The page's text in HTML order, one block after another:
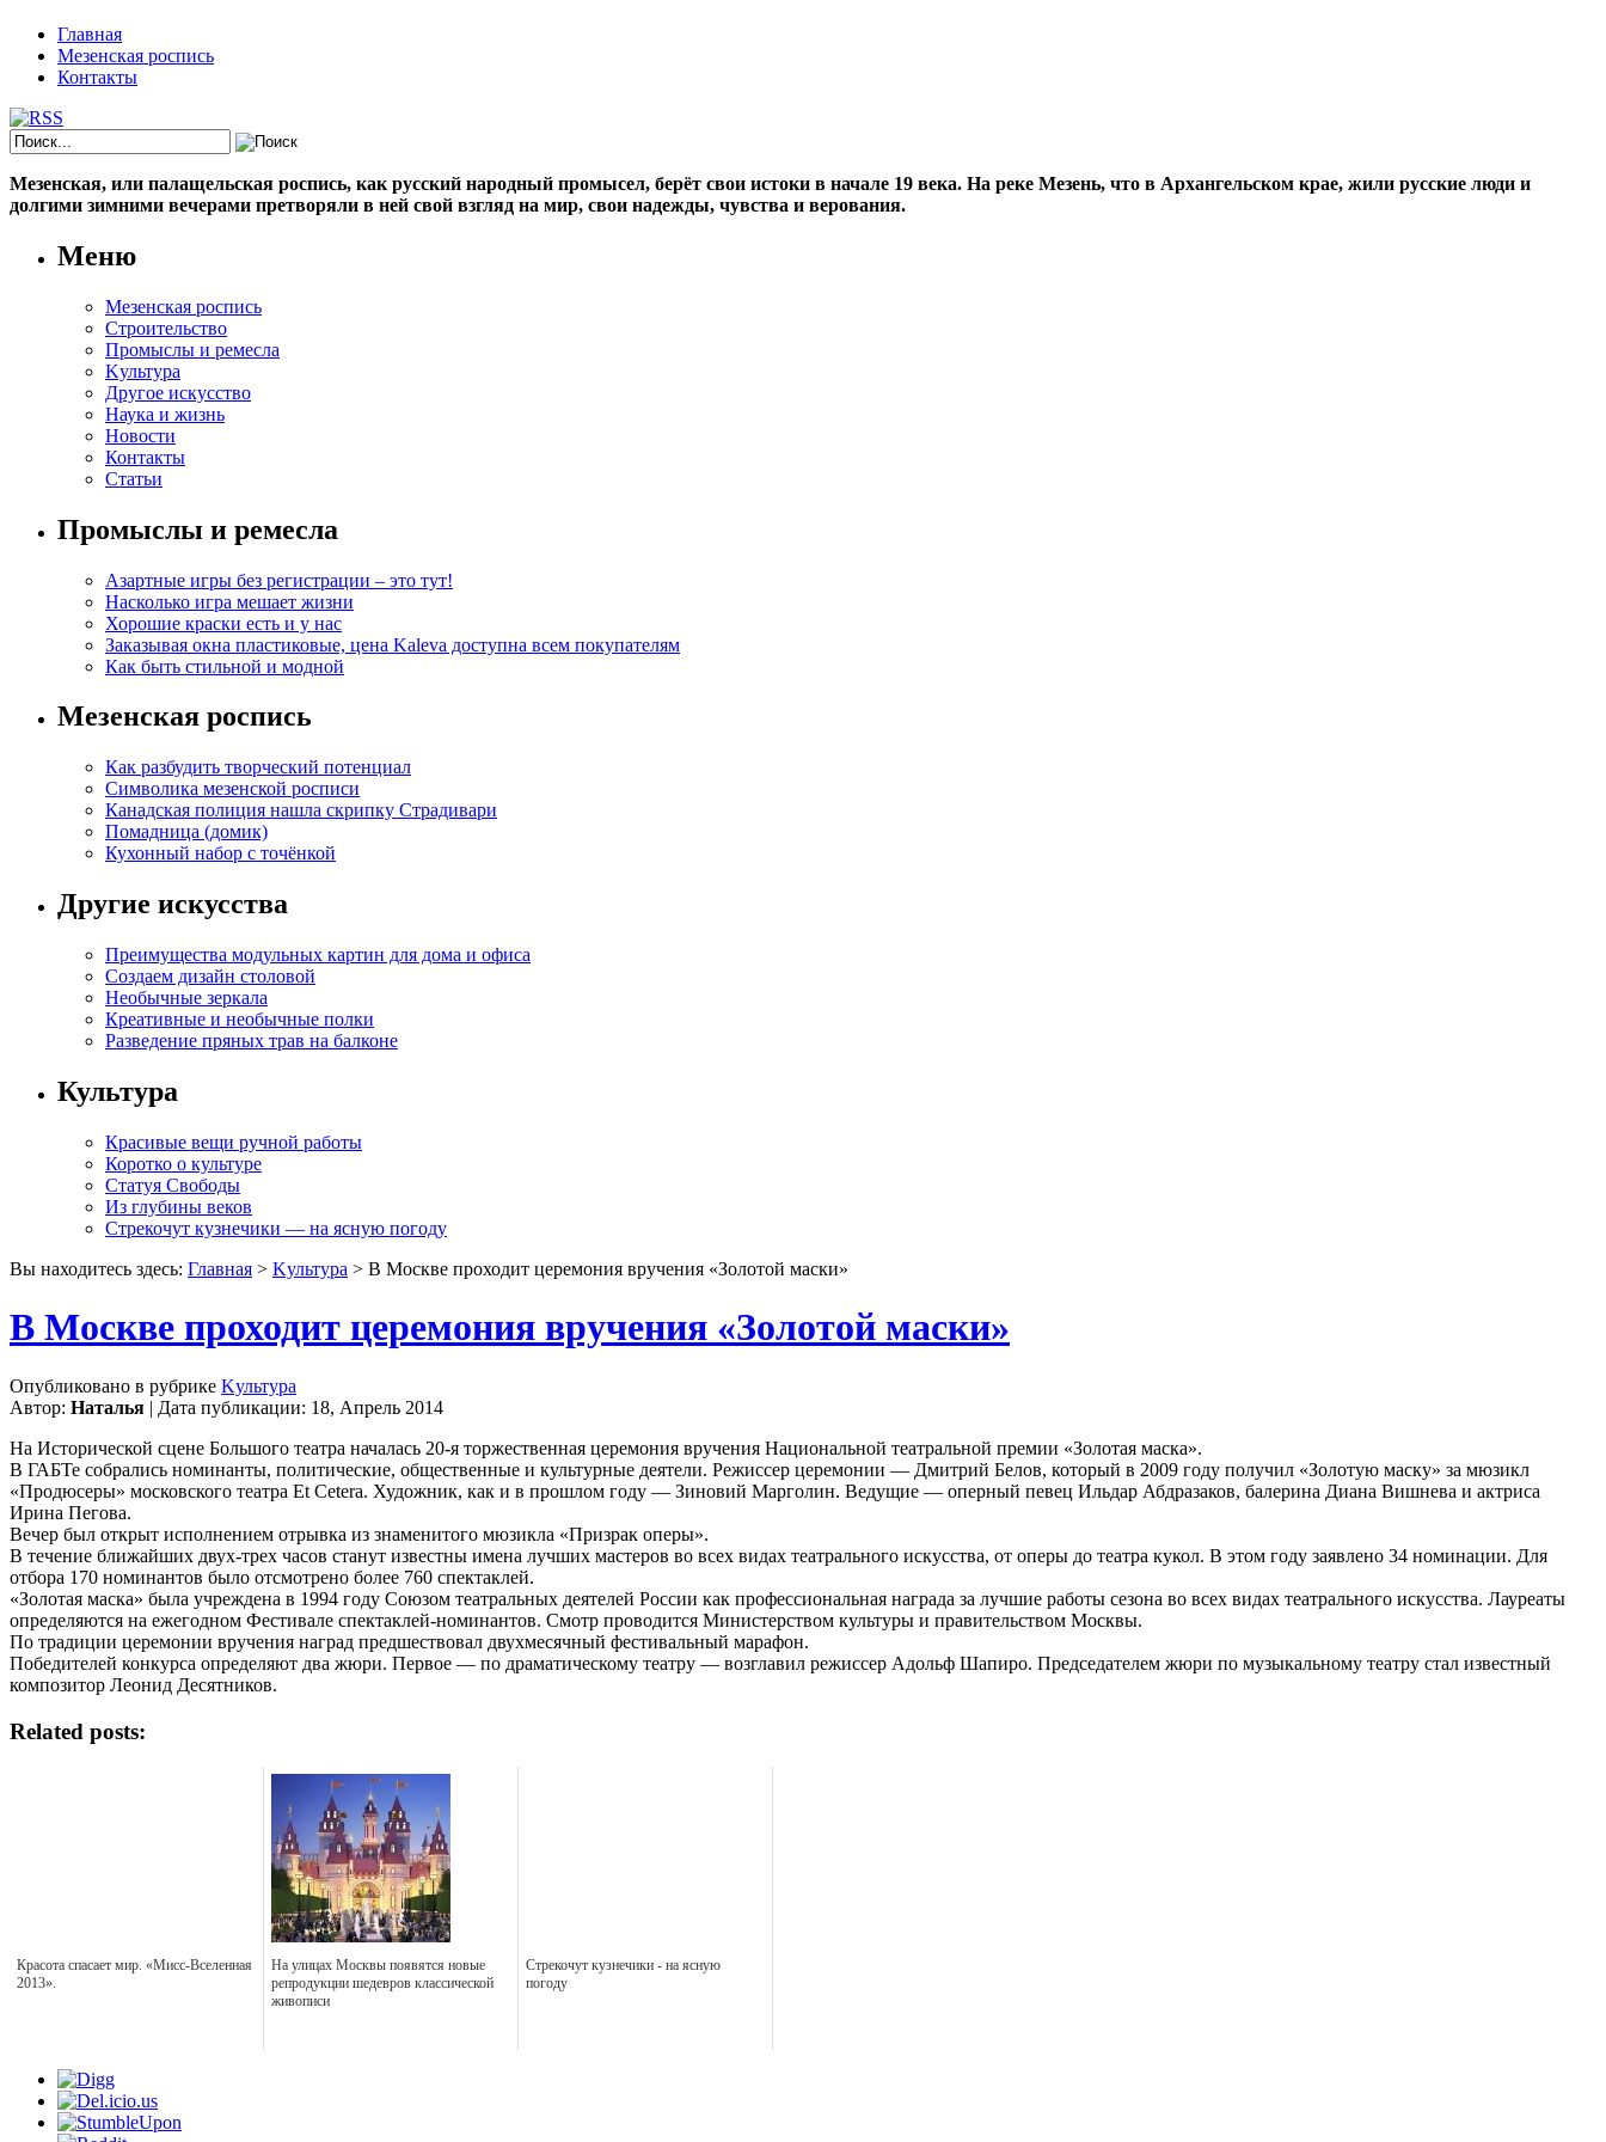
Главная
Мезенская роспись
Контакты
Мезенская, или палащельская роспись, как русский народный промысел, берёт свои истоки в начале 19 века. На реке Мезень, что в Архангельском крае, жили русские люди и
долгими зимними вечерами претворяли в ней свой взгляд на мир, свои надежды, чувства и верования.
Меню
Мезенская роспись
Строительство
Промыслы и ремесла
Kультура
Другое искусство
Наука и жизнь
Новости
Контакты
Статьи
Промыслы и ремесла
Азартные игры без регистрации – это тут!
Насколько игра мешает жизни
Хорошие краски есть и у нас
Заказывая окна пластиковые, цена Kaleva доступна всем покупателям
Как быть стильной и модной
Мезенская роспись
Как разбудить творческий потенциал
Символика мезенской росписи
Канадская полиция нашла скрипку Страдивари
Помадница (домик)
Кухонный набор с точёнкой
Другие искусства
Преимущества модульных картин для дома и офиса
Создаем дизайн столовой
Необычные зеркала
Креативные и необычные полки
Разведение пряных трав на балконе
Культура
Красивые вещи ручной работы
Коротко о культуре
Статуя Свободы
Из глубины веков
Стрекочут кузнечики — на ясную погоду
Вы находитесь здесь: Главная > Kультура > В Москве проходит церемония вручения «Золотой маски»
В Москве проходит церемония вручения «Золотой маски»
Опубликовано в рубрике Kультура
Автор: Наталья | Дата публикации: 18, Апрель 2014
На Исторической сцене Большого театра началась 20-я торжественная церемония вручения Национальной театральной премии «Золотая маска».
В ГАБТе собрались номинанты, политические, общественные и культурные деятели. Режиссер церемонии — Дмитрий Белов, который в 2009 году получил «Золотую маску» за мюзикл
«Продюсеры» московского театра Et Cetera. Художник, как и в прошлом году — Зиновий Марголин. Ведущие — оперный певец Ильдар Абдразаков, балерина Диана Вишнева и актриса
Ирина Пегова.
Вечер был открыт исполнением отрывка из знаменитого мюзикла «Призрак оперы».
В течение ближайших двух-трех часов станут известны имена лучших мастеров во всех видах театрального искусства, от оперы до театра кукол. В этом году заявлено 34 номинации. Для
отбора 170 номинантов было отсмотрено более 760 спектаклей.
«Золотая маска» была учреждена в 1994 году Союзом театральных деятелей России как профессиональная награда за лучшие работы сезона во всех видах театрального искусства. Лауреаты
определяются на ежегодном Фестивале спектаклей-номинантов. Смотр проводится Министерством культуры и правительством Москвы.
По традиции церемонии вручения наград предшествовал двухмесячный фестивальный марафон.
Победителей конкурса определяют два жюри. Первое — по драматическому театру — возглавил режиссер Адольф Шапиро. Председателем жюри по музыкальному театру стал известный
композитор Леонид Десятников.
Related posts:
Красота спасает мир. «Мисс-Вселенная
2013».
На улицах Москвы появятся новые
репродукции шедевров классической
живописи
Стрекочут кузнечики - на ясную
погоду